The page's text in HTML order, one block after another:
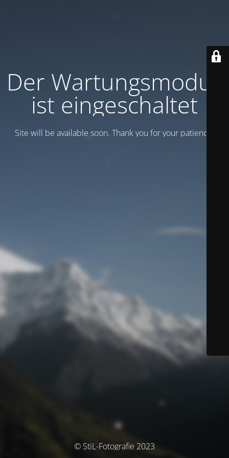
Der Wartungsmodus
ist eingeschaltet
Site will be available soon. Thank you for your patience!
© StiL-Fotografie 2023